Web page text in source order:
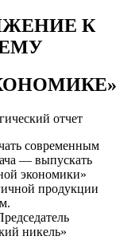
К
отчет
современным
— выпускать
экономики»
продукции
никель»